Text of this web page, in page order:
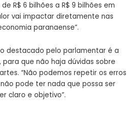
R$ 6 bilhões a R$ 9 bilhões em
vai impactar diretamente nas
paranaense”.
destacado pelo parlamentar é a
que não haja dúvidas sobre
“Não podemos repetir os erros
pode ter nada que possa ser
claro e objetivo”.